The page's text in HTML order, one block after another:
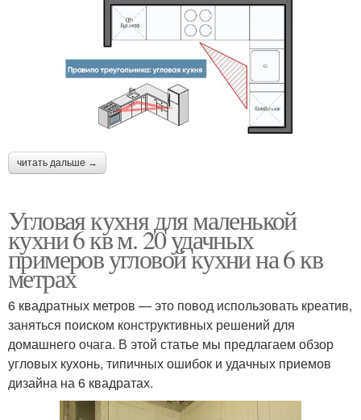
читать дальше →
Угловая кухня для маленькой
кухни 6 кв м. 20 удачных
примеров угловой кухни на 6 кв
метрах
6 квадратных метров — это повод использовать креатив,
заняться поиском конструктивных решений для
домашнего очага. В этой статье мы предлагаем обзор
угловых кухонь, типичных ошибок и удачных приемов
дизайна на 6 квадратах.